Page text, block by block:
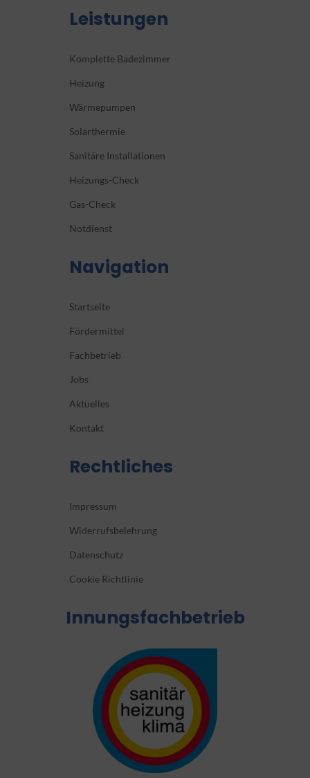
Leistungen
Komplette Badezimmer
Heizung
Wärmepumpen
Solarthermie
Sanitäre Installationen
Heizungs-Check
Gas-Check
Notdienst
Navigation
Startseite
Fördermittel
Fachbetrieb
Jobs
Aktuelles
Kontakt
Rechtliches
Impressum
Widerrufsbelehrung
Datenschutz
Cookie Richtlinie
Innungsfachbetrieb